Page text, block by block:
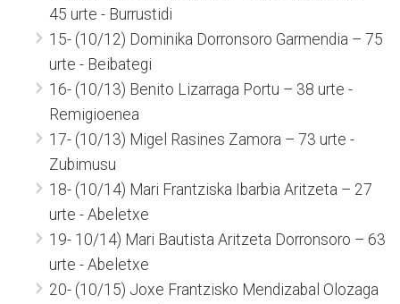
45 urte - Burrustidi
15- (10/12) Dominika Dorronsoro Garmendia – 75
urte - Beibategi
16- (10/13) Benito Lizarraga Portu – 38 urte -
Remigioenea
17- (10/13) Migel Rasines Zamora – 73 urte -
Zubimusu
18- (10/14) Mari Frantziska Ibarbia Aritzeta – 27
urte - Abeletxe
19- 10/14) Mari Bautista Aritzeta Dorronsoro – 63
urte - Abeletxe
20- (10/15) Joxe Frantzisko Mendizabal Olozaga